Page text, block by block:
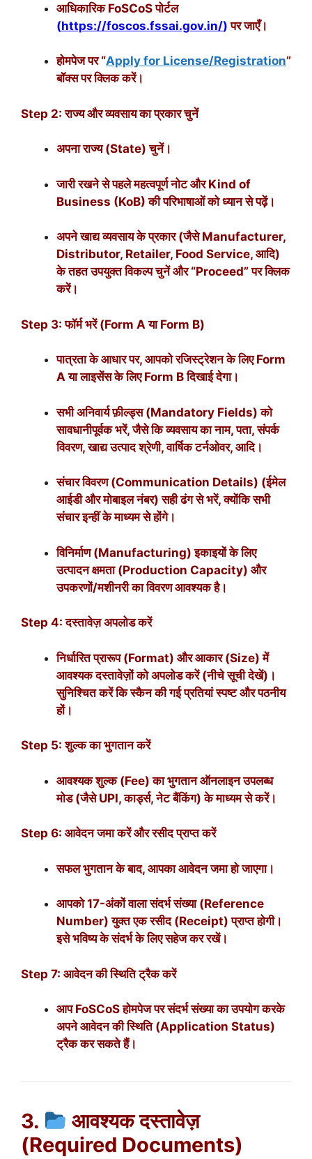
आधिकारिक FoSCoS पोर्टल
(https://foscos.fssai.gov.in/) पर जाएँ।
होमपेज पर “Apply for License/Registration”
बॉक्स पर क्लिक करें।
Step 2: राज्य और व्यवसाय का प्रकार चुनें
अपना राज्य (State) चुनें।
जारी रखने से पहले महत्वपूर्ण नोट और Kind of
Business (KoB) की परिभाषाओं को ध्यान से पढ़ें।
अपने खाद्य व्यवसाय के प्रकार (जैसे Manufacturer,
Distributor, Retailer, Food Service, आदि)
के तहत उपयुक्त विकल्प चुनें और “Proceed” पर क्लिक
करें।
Step 3: फॉर्म भरें (Form A या Form B)
पात्रता के आधार पर, आपको रजिस्ट्रेशन के लिए Form
A या लाइसेंस के लिए Form B दिखाई देगा।
सभी अनिवार्य फ़ील्ड्स (Mandatory Fields) को
सावधानीपूर्वक भरें, जैसे कि व्यवसाय का नाम, पता, संपर्क
विवरण, खाद्य उत्पाद श्रेणी, वार्षिक टर्नओवर, आदि।
संचार विवरण (Communication Details) (ईमेल
आईडी और मोबाइल नंबर) सही ढंग से भरें, क्योंकि सभी
संचार इन्हीं के माध्यम से होंगे।
विनिर्माण (Manufacturing) इकाइयों के लिए
उत्पादन क्षमता (Production Capacity) और
उपकरणों/मशीनरी का विवरण आवश्यक है।
Step 4: दस्तावेज़ अपलोड करें
निर्धारित प्रारूप (Format) और आकार (Size) में
आवश्यक दस्तावेज़ों को अपलोड करें (नीचे सूची देखें)।
सुनिश्चित करें कि स्कैन की गई प्रतियां स्पष्ट और पठनीय
हों।
Step 5: शुल्क का भुगतान करें
आवश्यक शुल्क (Fee) का भुगतान ऑनलाइन उपलब्ध
मोड (जैसे UPI, कार्ड्स, नेट बैंकिंग) के माध्यम से करें।
Step 6: आवेदन जमा करें और रसीद प्राप्त करें
सफल भुगतान के बाद, आपका आवेदन जमा हो जाएगा।
आपको 17-अंकों वाला संदर्भ संख्या (Reference
Number) युक्त एक रसीद (Receipt) प्राप्त होगी।
इसे भविष्य के संदर्भ के लिए सहेज कर रखें।
Step 7: आवेदन की स्थिति ट्रैक करें
आप FoSCoS होमपेज पर संदर्भ संख्या का उपयोग करके
अपने आवेदन की स्थिति (Application Status)
ट्रैक कर सकते हैं।
3.
आवश्यक दस्तावेज़
(Required Documents)